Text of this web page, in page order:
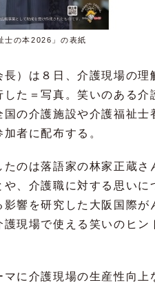
士の本2026」の表紙
）は８日、介護現場の理
た＝写真。笑いのある介
の介護施設や介護福祉士
者に配布する。
のは落語家の林家正蔵さ
、介護職に対する思いに
響を研究した大阪国際が
現場で使える笑いのヒン
に介護現場の生産性向上